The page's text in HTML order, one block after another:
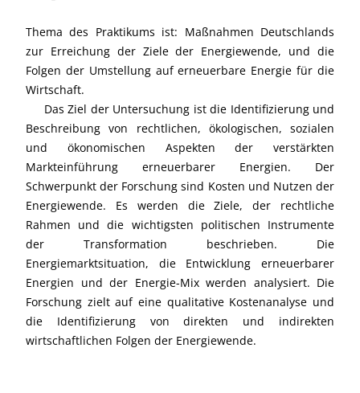
Thema des Praktikums ist: Maßnahmen Deutschlands
zur Erreichung der Ziele der Energiewende, und die
Folgen der Umstellung auf erneuerbare Energie für die
Wirtschaft.
Das Ziel der Untersuchung ist die Identifizierung und
Beschreibung von rechtlichen, ökologischen, sozialen
und ökonomischen Aspekten der verstärkten
Markteinführung erneuerbarer Energien. Der
Schwerpunkt der Forschung sind Kosten und Nutzen der
Energiewende. Es werden die Ziele, der rechtliche
Rahmen und die wichtigsten politischen Instrumente
der Transformation beschrieben. Die
Energiemarktsituation, die Entwicklung erneuerbarer
Energien und der Energie-Mix werden analysiert. Die
Forschung zielt auf eine qualitative Kostenanalyse und
die Identifizierung von direkten und indirekten
wirtschaftlichen Folgen der Energiewende.